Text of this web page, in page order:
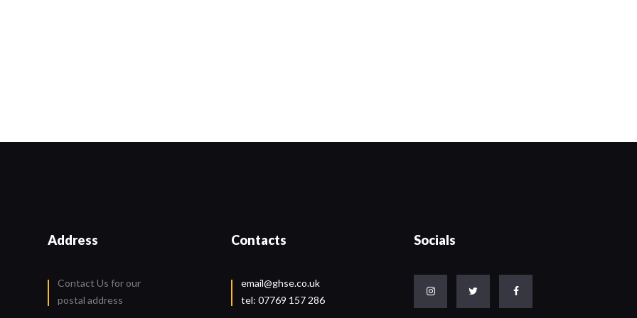
Address
Contact Us for our
postal address
Contacts
email@ghse.co.uk
tel: 07769 157 286
Socials